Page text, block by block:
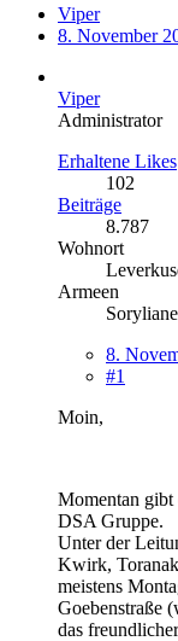
Viper
8. November
Viper
Administrator
Erhaltene Likes
102
Beiträge
8.787
Wohnort
Armeen
8.
#1
Moin,
Momentan gibt
DSA Gruppe.
Unter der
Kwirk,
meistens
Goebenstraße
das